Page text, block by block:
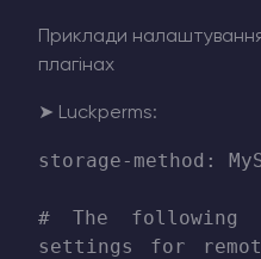
Приклади
плагінах
➤ Luckperms:
storage-method:
# The following
settings for